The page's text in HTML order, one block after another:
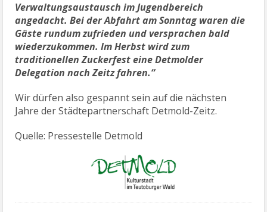
Verwaltungsaustausch im Jugendbereich
angedacht. Bei der Abfahrt am Sonntag waren die
Gäste rundum zufrieden und versprachen bald
wiederzukommen. Im Herbst wird zum
traditionellen Zuckerfest eine Detmolder
Delegation nach Zeitz fahren.“
Wir dürfen also gespannt sein auf die nächsten
Jahre der Städtepartnerschaft Detmold-Zeitz.
Quelle: Pressestelle Detmold